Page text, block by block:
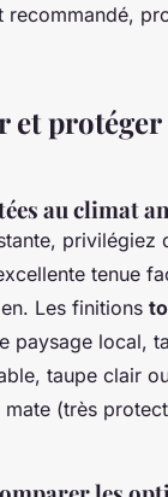
au climat
privilégiez
tenue
Les finitions
paysage local,
taupe clair
(très